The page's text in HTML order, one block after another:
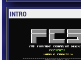
INTRO